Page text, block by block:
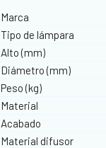
Marca
Tipo de lámpara
Alto (mm)
Diámetro (mm)
Peso (kg)
Material
Acabado
Material difusor